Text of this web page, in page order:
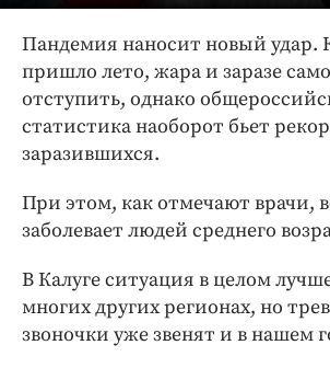
Бренд года
Работодатель года
Пандемия наносит новый удар.
пришло лето, жара и заразе
отступить, однако
статистика наоборот бьет
заразившихся.
При этом, как отмечают врачи,
заболевает людей среднего
В Калуге ситуация в целом
многих других регионах, но
звоночки уже звенят и в нашем